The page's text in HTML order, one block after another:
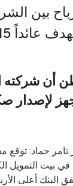
بين
أن شركته
لإصدار
تامر حماد: توقع
في بيت التمويل
البنك أعلى